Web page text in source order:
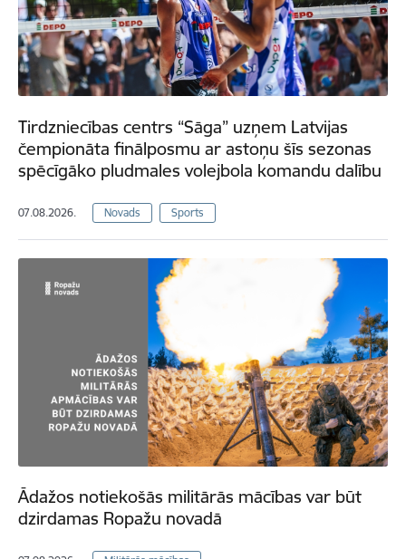
Tirdzniecības centrs “Sāga” uzņem Latvijas
čempionāta finālposmu ar astoņu šīs sezonas
spēcīgāko pludmales volejbola komandu dalību
07.08.2026. Novads Sports
Ādažos notiekošās militārās mācības var būt
dzirdamas Ropažu novadā